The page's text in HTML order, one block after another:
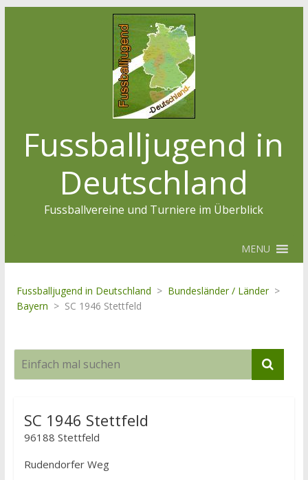
Fussballjugend in
Deutschland
Fussballvereine und Turniere im Überblick
MENU
Fussballjugend in Deutschland > Bundesländer / Länder >
Bayern > SC 1946 Stettfeld
SC 1946 Stettfeld
96188 Stettfeld
Rudendorfer Weg